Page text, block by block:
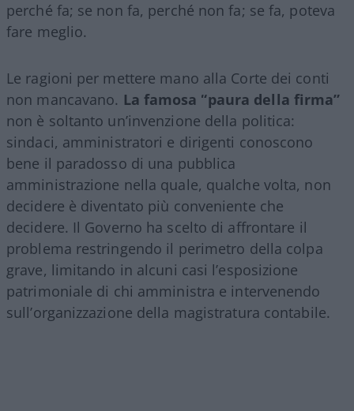
perché fa; se non fa, perché non fa; se fa, poteva
fare meglio.
Le ragioni per mettere mano alla Corte dei conti
non mancavano. La famosa “paura della firma”
non è soltanto un’invenzione della politica:
sindaci, amministratori e dirigenti conoscono
bene il paradosso di una pubblica
amministrazione nella quale, qualche volta, non
decidere è diventato più conveniente che
decidere. Il Governo ha scelto di affrontare il
problema restringendo il perimetro della colpa
grave, limitando in alcuni casi l’esposizione
patrimoniale di chi amministra e intervenendo
sull’organizzazione della magistratura contabile.